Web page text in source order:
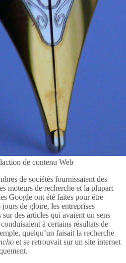
de contenu Web
de sociétés fournissaient des
moteurs de recherche et la plupart
Google ont été faites pour être
jours de gloire, les entreprises
des articles qui avaient un sens
à certains résultats de
quelqu’un faisait la recherche
et se retrouvait sur un site internet